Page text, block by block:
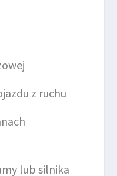
z ruchu
lub silnika